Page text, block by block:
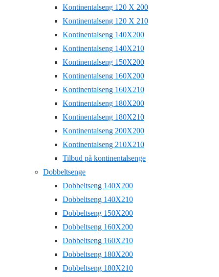
Kontinentalseng 120 X 200
Kontinentalseng 120 X 210
Kontinentalseng 140X200
Kontinentalseng 140X210
Kontinentalseng 150X200
Kontinentalseng 160X200
Kontinentalseng 160X210
Kontinentalseng 180X200
Kontinentalseng 180X210
Kontinentalseng 200X200
Kontinentalseng 210X210
Tilbud på kontinentalsenge
Dobbeltsenge
Dobbeltseng 140X200
Dobbeltseng 140X210
Dobbeltseng 150X200
Dobbeltseng 160X200
Dobbeltseng 160X210
Dobbeltseng 180X200
Dobbeltseng 180X210